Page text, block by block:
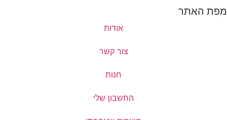
מפת האתר
אודות
צור קשר
חנות
החשבון שלי